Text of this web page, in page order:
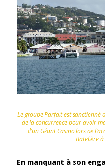
Le groupe Parfait est sanctionné
de la concurrence pour avoir
d’un Géant Casino lors de
Batelière
En manquant à son